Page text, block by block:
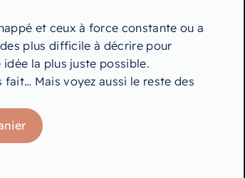
et ceux à force constante ou a
plus difficile à décrire pour
la plus juste possible.
fait… Mais voyez aussi le reste des